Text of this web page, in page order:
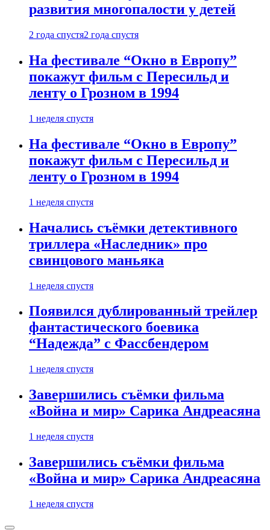
развития многопалости у детей
2 года спустя2 года спустя
На фестивале “Окно в Европу”
покажут фильм с Пересильд и
ленту о Грозном в 1994
1 неделя спустя
На фестивале “Окно в Европу”
покажут фильм с Пересильд и
ленту о Грозном в 1994
1 неделя спустя
Начались съёмки детективного
триллера «Наследник» про
свинцового маньяка
1 неделя спустя
Появился дублированный трейлер
фантастического боевика
“Надежда” с Фассбендером
1 неделя спустя
Завершились съёмки фильма
«Война и мир» Сарика Андреасяна
1 неделя спустя
Завершились съёмки фильма
«Война и мир» Сарика Андреасяна
1 неделя спустя